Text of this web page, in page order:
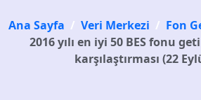
Ana Sayfa / Veri Merkezi / Fon
2016 yılı en iyi 50 BES fonu
karşılaştırması (22